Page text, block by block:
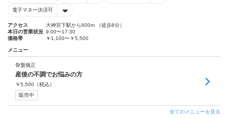
電子マネー決済可
アクセス
大神宮下駅から600m （徒歩8分）
本日の営業状況 9:00〜17:30
価格帯
￥1,100〜￥5,500
メニュー
骨盤矯正
産後の不調でお悩みの方
￥5,500 （税込）
販売中
全てのメニューを見る